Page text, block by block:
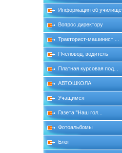
Информация об училище
Вопрос директору
Тракторист-машинист ...
Пчеловод, водитель
Платная курсовая под...
АВТОШКОЛА
Учащимся
Газета "Наш гол...
Фотоальбомы
Блог